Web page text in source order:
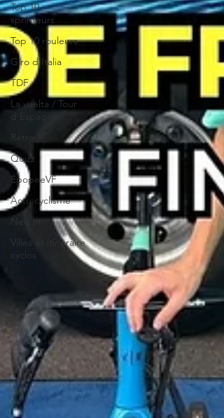
Top 10
sprinteurs
Top 10 rouleurs
Giro d'Italia
TDF
La vuelta / Tour
d'Espagne
Rétro
Quizz
EpopeeVF
Actu cyclisme
Neo pro
Villes et itinéraire
cyclos